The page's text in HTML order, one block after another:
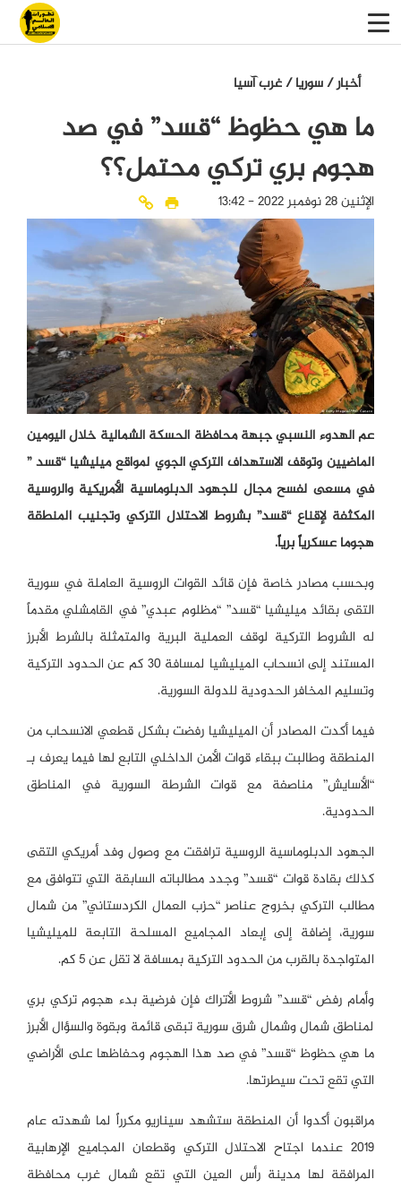
أخبار/سوريا/غرب آسيا
ما هي حظوظ “قسد” في صد
هجوم بري تركي محتمل؟؟
الإثنين 28 نوفمبر 2022 - 13:42
عم الهدوء النسبي جبهة محافظة الحسكة الشمالية خلال اليومين
الماضيين وتوقف الاستهداف التركي الجوي لمواقع ميليشيا “قسد ”
في مسعى لفسح مجال للجهود الدبلوماسية الأمريكية والروسية
المكثفة لإقناع “قسد” بشروط الاحتلال التركي وتجنيب المنطقة
هجوما عسكرياً برياً.
وبحسب مصادر خاصة فإن قائد القوات الروسية العاملة في سورية
التقى بقائد ميليشيا “قسد” “مظلوم عبدي” في القامشلي مقدماً
له الشروط التركية لوقف العملية البرية والمتمثلة بالشرط الأبرز
المستند إلى انسحاب الميليشيا لمسافة 30 كم عن الحدود التركية
وتسليم المخافر الحدودية للدولة السورية.
فيما أكدت المصادر أن الميليشيا رفضت بشكل قطعي الانسحاب من
المنطقة وطالبت ببقاء قوات الأمن الداخلي التابع لها فيما يعرف بـ
“الأسايش” مناصفة مع قوات الشرطة السورية في المناطق
الحدودية.
الجهود الدبلوماسية الروسية ترافقت مع وصول وفد أمريكي التقى
كذلك بقادة قوات “قسد” وجدد مطالباته السابقة التي تتوافق مع
مطالب التركي بخروج عناصر “حزب العمال الكردستاني” من شمال
سورية، إضافة إلى إبعاد المجاميع المسلحة التابعة للميليشيا
المتواجدة بالقرب من الحدود التركية بمسافة لا تقل عن 5 كم.
وأمام رفض “قسد” شروط الأتراك فإن فرضية بدء هجوم تركي بري
لمناطق شمال وشمال شرق سورية تبقى قائمة وبقوة والسؤال الأبرز
ما هي حظوظ “قسد” في صد هذا الهجوم وحفاظها على الأراضي
التي تقع تحت سيطرتها.
مراقبون أكدوا أن المنطقة ستشهد سيناريو مكرراً لما شهدته عام
2019 عندما اجتاح الاحتلال التركي وقطعان المجاميع الإرهابية
المرافقة لها مدينة رأس العين التي تقع شمال غرب محافظة